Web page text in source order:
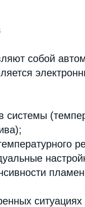
собой
системы